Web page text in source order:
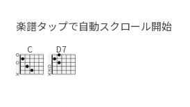
楽譜タップで自動スクロール開始
C D7